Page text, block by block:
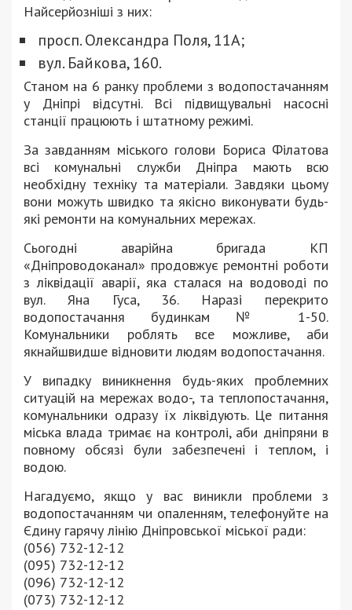
Найсерйозніші з них:
просп. Олександра Поля, 11А;
вул. Байкова, 160.
Станом на 6 ранку проблеми з водопостачанням
у Дніпрі відсутні. Всі підвищувальні насосні
станції працюють і штатному режимі.
За завданням міського голови Бориса Філатова
всі комунальні служби Дніпра мають всю
необхідну техніку та матеріали. Завдяки цьому
вони можуть швидко та якісно виконувати будь-
які ремонти на комунальних мережах.
Сьогодні аварійна бригада КП
«Дніпроводоканал» продовжує ремонтні роботи
з ліквідації аварії, яка сталася на водоводі по
вул. Яна Гуса, 36. Наразі перекрито
водопостачання будинкам № 1-50.
Комунальники роблять все можливе, аби
якнайшвидше відновити людям водопостачання.
У випадку виникнення будь-яких проблемних
ситуацій на мережах водо-, та теплопостачання,
комунальники одразу їх ліквідують. Це питання
міська влада тримає на контролі, аби дніпряни в
повному обсязі були забезпечені і теплом, і
водою.
Нагадуємо, якщо у вас виникли проблеми з
водопостачанням чи опаленням, телефонуйте на
Єдину гарячу лінію Дніпровської міської ради:
(056) 732-12-12
(095) 732-12-12
(096) 732-12-12
(073) 732-12-12